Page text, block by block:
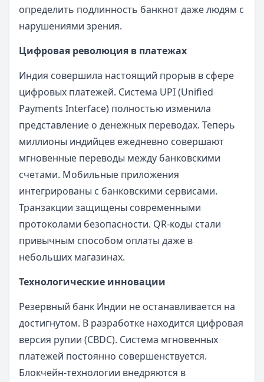
определить подлинность банкнот даже людям с
нарушениями зрения.
Цифровая революция в платежах
Индия совершила настоящий прорыв в сфере
цифровых платежей. Система UPI (Unified
Payments Interface) полностью изменила
представление о денежных переводах. Теперь
миллионы индийцев ежедневно совершают
мгновенные переводы между банковскими
счетами. Мобильные приложения
интегрированы с банковскими сервисами.
Транзакции защищены современными
протоколами безопасности. QR-коды стали
привычным способом оплаты даже в
небольших магазинах.
Технологические инновации
Резервный банк Индии не останавливается на
достигнутом. В разработке находится цифровая
версия рупии (CBDC). Система мгновенных
платежей постоянно совершенствуется.
Блокчейн-технологии внедряются в